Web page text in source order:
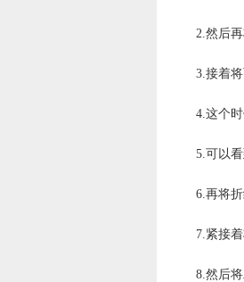
2.然后
3.接着
4.这个
5.可以
6.再将
7.紧接
8.然后